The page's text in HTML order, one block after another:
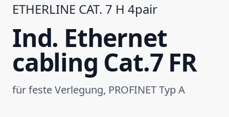
ETHERLINE CAT. 7 H 4pair
Ind. Ethernet
cabling Cat.7 FR
für feste Verlegung, PROFINET Typ A